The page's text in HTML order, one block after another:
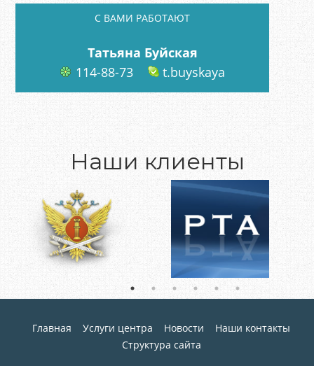
C ВАМИ РАБОТАЮТ
Татьяна Буйская
114-88-73
t.buyskaya
Наши клиенты
Главная Услуги центра Новости
Наши контакты
Структура сайта